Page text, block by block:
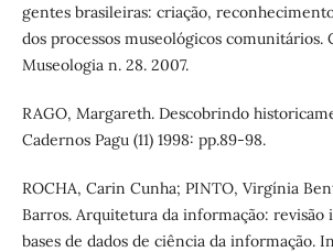
gentes brasileiras: criação,
dos processos museológicos comunitários.
Museologia n. 28. 2007.
RAGO, Margareth. Descobrindo
Cadernos Pagu (11) 1998: pp.89-98.
ROCHA, Carin Cunha; PINTO, Virgínia
Barros. Arquitetura da informação: revisão
bases de dados de ciência da informação.